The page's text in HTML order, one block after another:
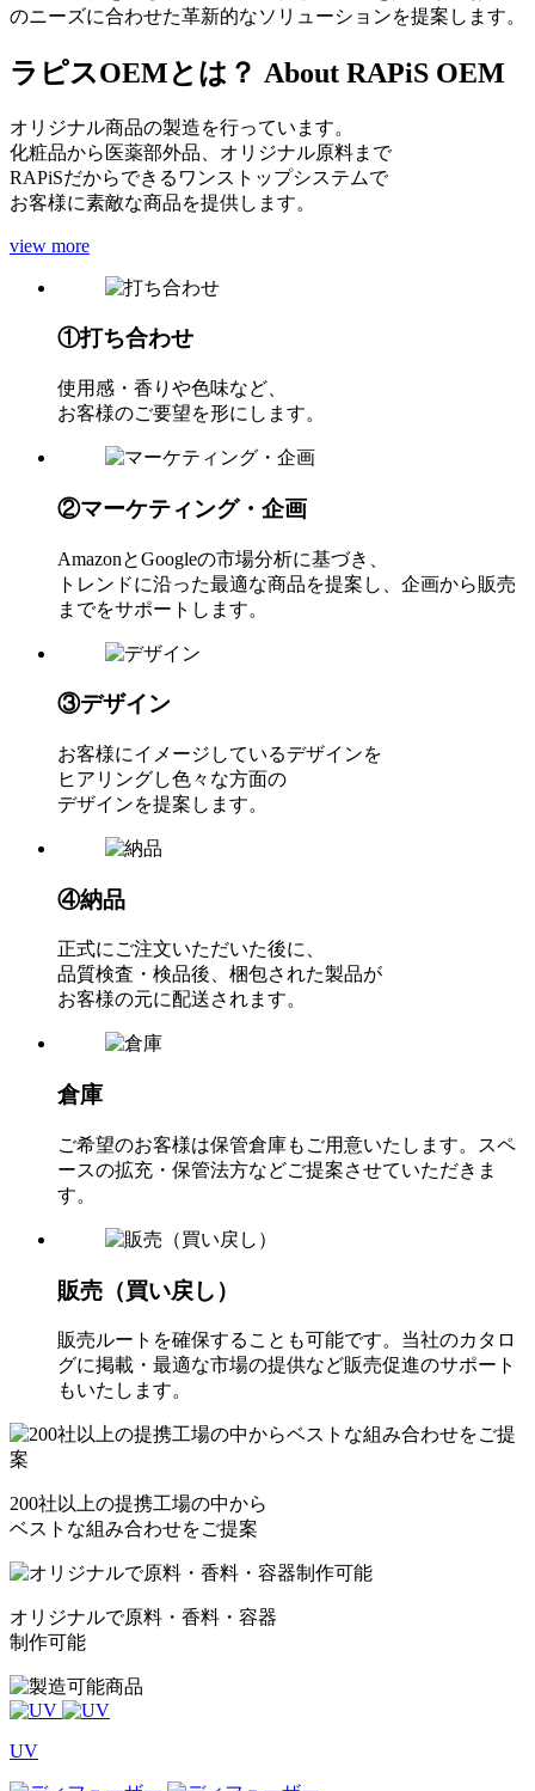
のニーズに合わせた革新的なソリューションを提案します。
ラピスOEMとは？ About RAPiS OEM
オリジナル商品の製造を行っています。
化粧品から医薬部外品、オリジナル原料まで
RAPiSだからできるワンストップシステムで
お客様に素敵な商品を提供します。
view more
①打ち合わせ
使用感・香りや色味など、
お客様のご要望を形にします。
②マーケティング・企画
AmazonとGoogleの市場分析に基づき、
トレンドに沿った最適な商品を提案し、企画から販売
までをサポートします。
③デザイン
お客様にイメージしているデザインを
ヒアリングし色々な方面の
デザインを提案します。
④納品
正式にご注文いただいた後に、
品質検査・検品後、梱包された製品が
お客様の元に配送されます。
倉庫
ご希望のお客様は保管倉庫もご用意いたします。スペ
ースの拡充・保管法方などご提案させていただきま
す。
販売（買い戻し）
販売ルートを確保することも可能です。当社のカタロ
グに掲載・最適な市場の提供など販売促進のサポート
もいたします。
200社以上の提携工場の中から
ベストな組み合わせをご提案
オリジナルで原料・香料・容器
制作可能
UV